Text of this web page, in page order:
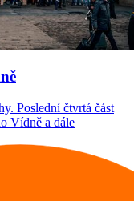
Poslední čtvrtá část
Vídně a dále